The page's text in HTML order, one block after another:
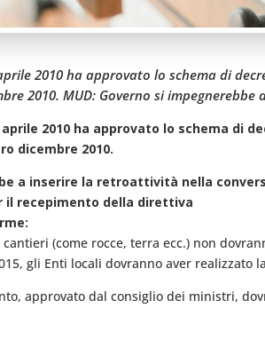
2010 ha approvato lo schema di
2010. MUD: Governo si
2010 ha approvato lo schema di
dicembre 2010.
a inserire la retroattività nella
il recepimento della direttiva
(come rocce, terra ecc.) non
gli Enti locali dovranno aver
approvato dal consiglio dei ministri,